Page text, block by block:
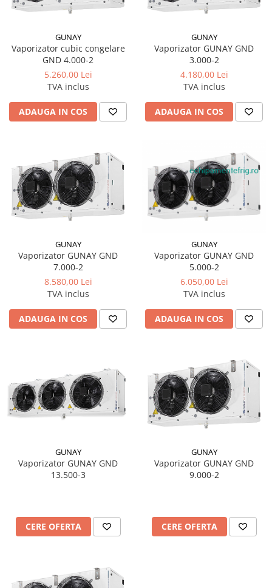
GUNAY
Vaporizator cubic congelare
GND 4.000-2
5.260,00 Lei
TVA inclus
ADAUGA IN COS
GUNAY
Vaporizator GUNAY GND
3.000-2
4.180,00 Lei
TVA inclus
ADAUGA IN COS
GUNAY
Vaporizator GUNAY GND
7.000-2
8.580,00 Lei
TVA inclus
ADAUGA IN COS
GUNAY
Vaporizator GUNAY GND
5.000-2
6.050,00 Lei
TVA inclus
ADAUGA IN COS
GUNAY
Vaporizator GUNAY GND
13.500-3
CERE OFERTA
GUNAY
Vaporizator GUNAY GND
9.000-2
CERE OFERTA